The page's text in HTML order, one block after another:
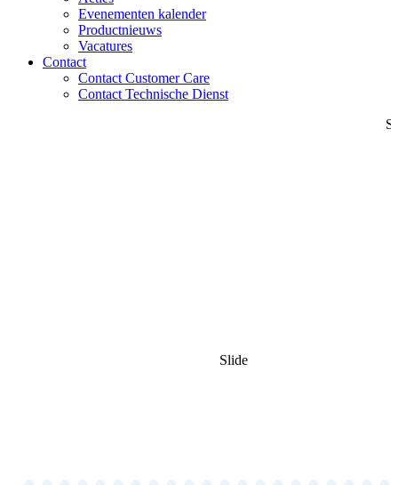
Evenementen kalender
Productnieuws
Vacatures
Contact
Contact Customer Care
Contact Technische Dienst
Slide